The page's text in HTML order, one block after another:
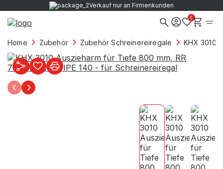
Verkauf nur an Firmenkunden
0
Home Zubehör Zubehör Schreinereiregale KHX 3010